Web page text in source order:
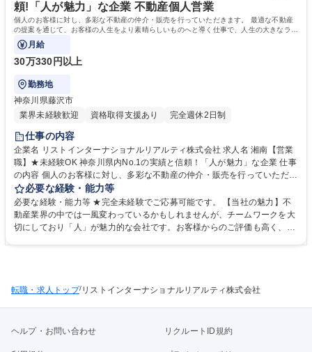
頼!「人が魅力」な企業 不動産個人営業
個人のお客様に対し、多彩な不動産の仲介・販売を行っていただきます。 最適な不動産
の提案を通じて、お客様の人生をより素晴らしいものへと導く仕事で、人生の大きなライ
フイベントに携わることができます。
月給
30万330円以上
勤務地
神奈川県藤沢市
業界未経験歓迎
資格取得支援あり 完全週休2日制
仕事の内容
企業名 リストインターナショナルリアルティ株式会社 求人名 湘南【営業
職】★未経験OK 神奈川県内No.1の実績と信頼！「人が魅力」な企業 仕事
の内容 個人のお客様に対し、多彩な不動産の仲介・販売を行っていただき
ます。 最適な不動産の提案を通じて、お客様の人生をより素晴らしいもの
へと導く仕事で、人生の大きなライフイベントに携わることができます。
【風土・環境】 チームワークを大切にしており、仲間同士で支えあう文化
が根強い社風です。また、上司のサポートや研修制度も充実しており未経
必要な経験・能力等
必要な経験・能力等 ★完全未経験でご応募可能です。 【当社の魅力】不
動産業界の中では一風変わっているかもしれませんが、チームワークを大
切にしており「人」が魅力的な会社です。お客様からのご評価も高く、神
校 語学力： 資格：
転職・求人トップ/リストインターナショナルリアルティ株式会社
ヘルプ・お問い合わせ リクルートID規約